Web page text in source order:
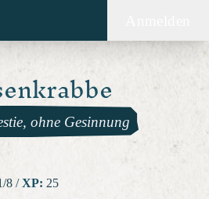
ohne Gesinnung
8 / XP: 25